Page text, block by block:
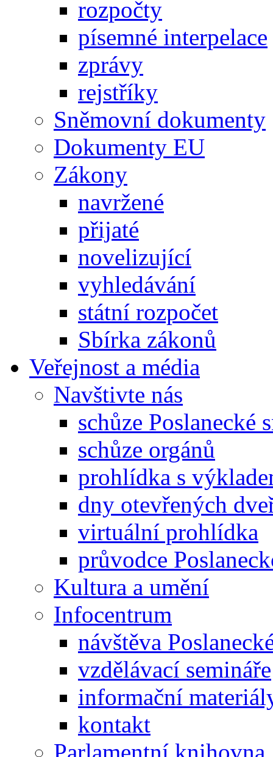
rozpočty
písemné interpelace
zprávy
rejstříky
Sněmovní dokumenty
Dokumenty EU
Zákony
navržené
přijaté
novelizující
vyhledávání
státní rozpočet
Sbírka zákonů
Veřejnost a média
Navštivte nás
schůze Poslanecké
schůze orgánů
prohlídka s
dny otevřených
virtuální prohlídka
průvodce
Kultura a umění
Infocentrum
návštěva
vzdělávací semináře
informační
kontakt
Parlamentní knihovna